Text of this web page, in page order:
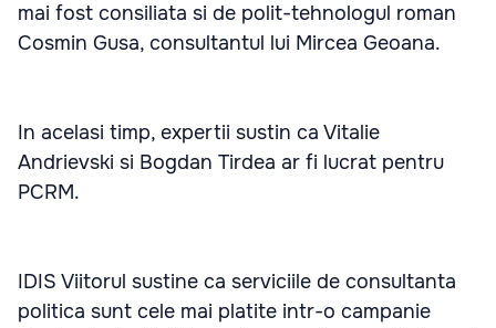
mai fost consiliata si de polit-tehnologul roman
Cosmin Gusa, consultantul lui Mircea Geoana.
In acelasi timp, expertii sustin ca Vitalie
Andrievski si Bogdan Tirdea ar fi lucrat pentru
PCRM.
IDIS Viitorul sustine ca serviciile de consultanta
politica sunt cele mai platite intr-o campanie